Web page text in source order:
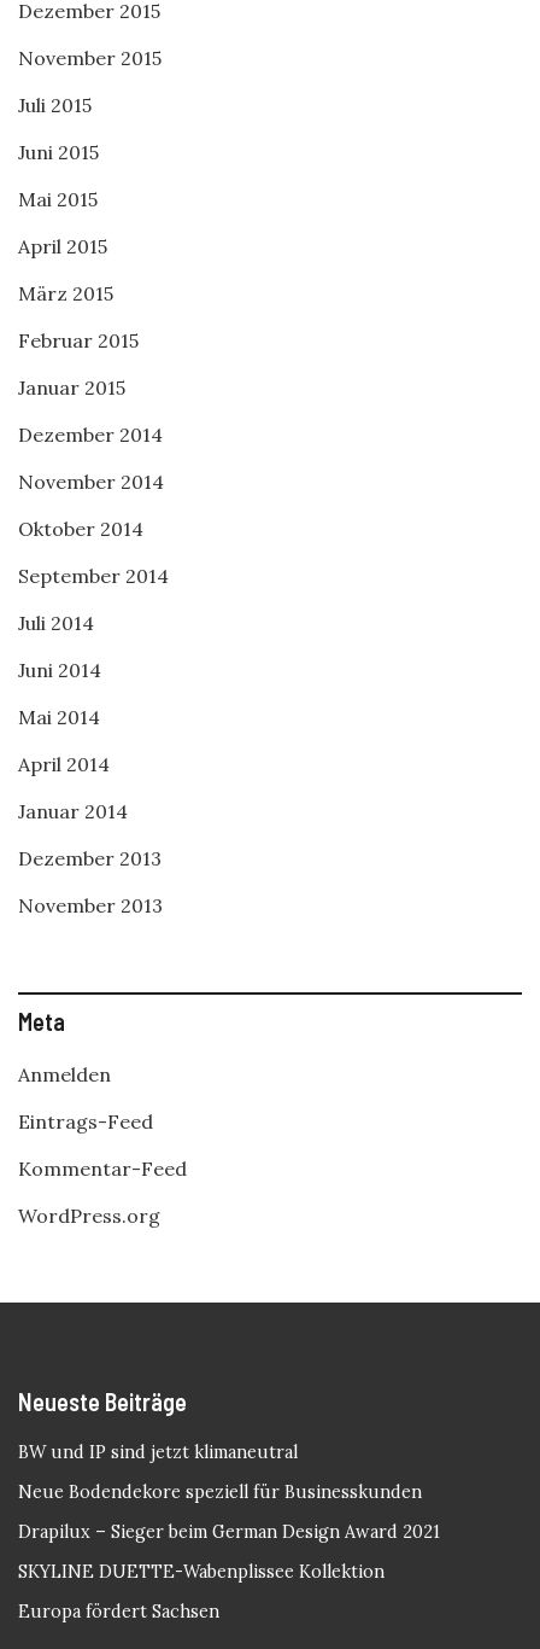
Dezember 2015
November 2015
Juli 2015
Juni 2015
Mai 2015
April 2015
März 2015
Februar 2015
Januar 2015
Dezember 2014
November 2014
Oktober 2014
September 2014
Juli 2014
Juni 2014
Mai 2014
April 2014
Januar 2014
Dezember 2013
November 2013
Meta
Anmelden
Eintrags-Feed
Kommentar-Feed
WordPress.org
Neueste Beiträge
BW und IP sind jetzt klimaneutral
Neue Bodendekore speziell für Businesskunden
Drapilux – Sieger beim German Design Award 2021
SKYLINE DUETTE-Wabenplissee Kollektion
Europa fördert Sachsen